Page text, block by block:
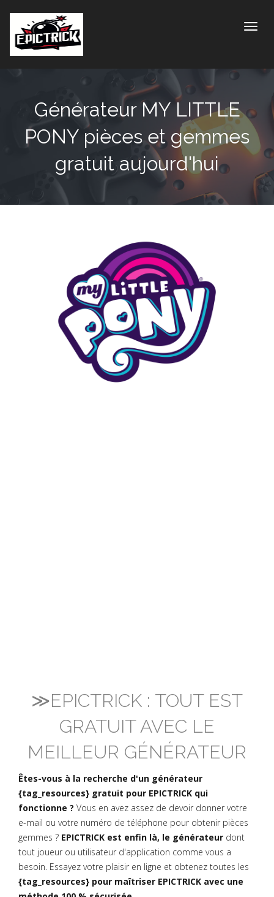
Générateur MY LITTLE
PONY pièces et gemmes
gratuit aujourd'hui
≫EPICTRICK : TOUT EST
GRATUIT AVEC LE
MEILLEUR GÉNÉRATEUR
Êtes-vous à la recherche d'un générateur
{tag_resources} gratuit pour EPICTRICK qui
fonctionne ? Vous en avez assez de devoir donner votre
e-mail ou votre numéro de téléphone pour obtenir pièces
gemmes ? EPICTRICK est enfin là, le générateur dont
tout joueur ou utilisateur d'application comme vous a
besoin. Essayez votre plaisir en ligne et obtenez toutes les
{tag_resources} pour maîtriser EPICTRICK avec une